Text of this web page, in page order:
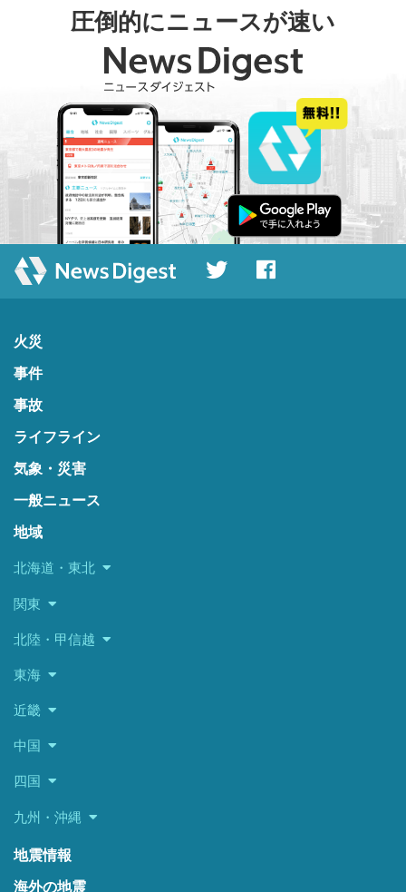
圧倒的にニュースが速い
火災
事件
事故
ライフライン
気象・災害
一般ニュース
地域
北海道・東北
関東
北陸・甲信越
東海
近畿
中国
四国
九州・沖縄
地震情報
海外の地震